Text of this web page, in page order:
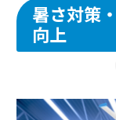
暑さ対策
向上